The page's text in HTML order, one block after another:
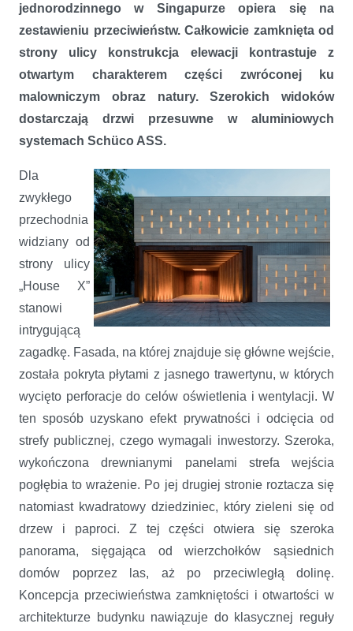
jednorodzinnego w Singapurze opiera się na
zestawieniu przeciwieństw. Całkowicie zamknięta od
strony ulicy konstrukcja elewacji kontrastuje z
otwartym charakterem części zwróconej ku
malowniczym obraz natury. Szerokich widoków
dostarczają drzwi przesuwne w aluminiowych
systemach Schüco ASS.
Dla
zwykłego
przechodnia
widziany od
strony ulicy
„House X”
stanowi
intrygującą
zagadkę. Fasada, na której znajduje się główne wejście,
została pokryta płytami z jasnego trawertynu, w których
wycięto perforacje do celów oświetlenia i wentylacji. W
ten sposób uzyskano efekt prywatności i odcięcia od
strefy publicznej, czego wymagali inwestorzy. Szeroka,
wykończona drewnianymi panelami strefa wejścia
pogłębia to wrażenie. Po jej drugiej stronie roztacza się
natomiast kwadratowy dziedziniec, który zieleni się od
drzew i paproci. Z tej części otwiera się szeroka
panorama, sięgająca od wierzchołków sąsiednich
domów poprzez las, aż po przeciwległą dolinę.
Koncepcja przeciwieństwa zamkniętości i otwartości w
architekturze budynku nawiązuje do klasycznej reguły